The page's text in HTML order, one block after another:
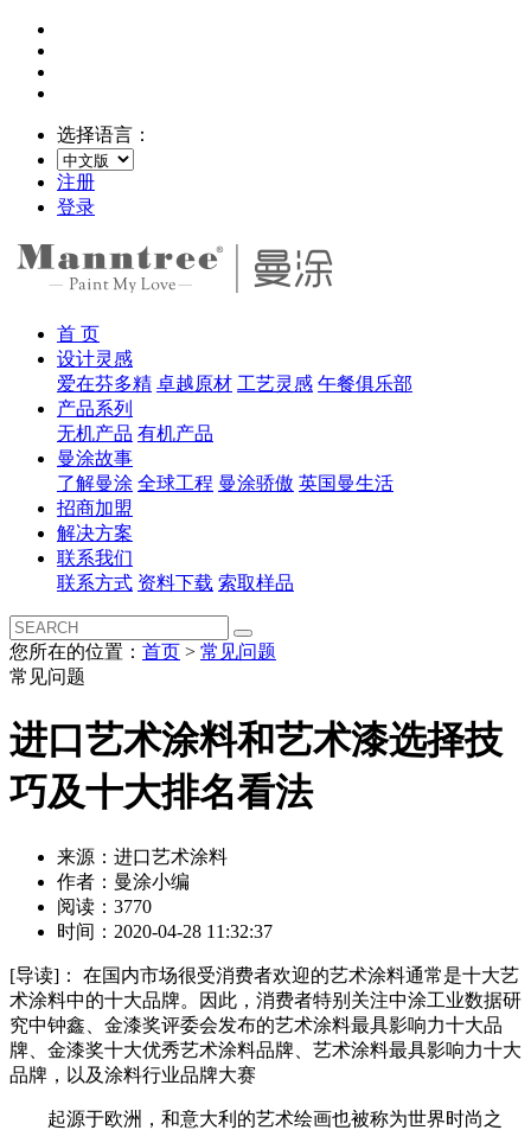
选择语言：
注册
登录
首 页
设计灵感
爱在芬多精 卓越原材 工艺灵感 午餐俱乐部
产品系列
无机产品 有机产品
曼涂故事
了解曼涂 全球工程 曼涂骄傲 英国曼生活
招商加盟
解决方案
联系我们
联系方式 资料下载 索取样品
您所在的位置： 首页 > 常见问题
常见问题
进口艺术涂料和艺术漆选择技
巧及十大排名看法
来源：进口艺术涂料
作者：曼涂小编
阅读：3770
时间：2020-04-28 11:32:37
[导读]：
在国内市场很受消费者欢迎的艺术涂料通常是十大艺
术涂料中的十大品牌。因此，消费者特别关注中涂工业数据研
究中钟鑫、金漆奖评委会发布的艺术涂料最具影响力十大品
牌、金漆奖十大优秀艺术涂料品牌、艺术涂料最具影响力十大
品牌，以及涂料行业品牌大赛
起源于欧洲，和意大利的艺术绘画也被称为世界时尚之